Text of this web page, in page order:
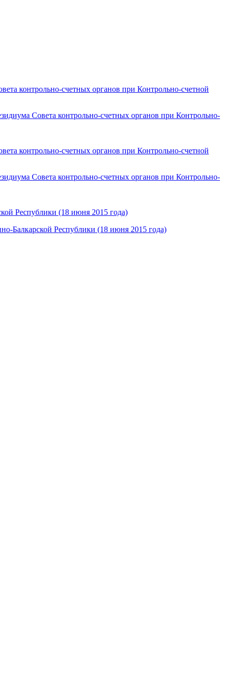
Совета контрольно-счетных органов при Контрольно-
Совета контрольно-счетных органов при Контрольно-
Балкарской Республики (18 июня 2015 года)